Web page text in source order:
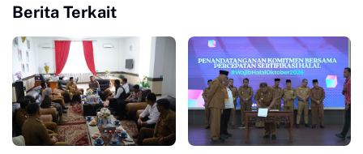
Berita Terkait